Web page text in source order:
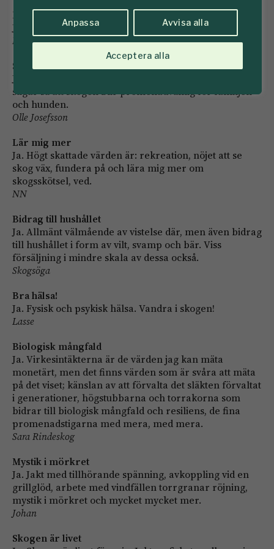
Anpassa Avvisa alla
Acceptera alla
Njutning
Ja. Jakt. Njutning av egen skog.
NN
Skapar stigar
Ja. Min skog ger mig avkoppling och motion. Skapar
stigar så att skogen blir promenadvänlig för familjen
och hunden.
Olle Josefsson
Lär mig mer
Ja. Högt skattade värden är: rekreation, nöjet att se
skog väx, fundera på och lära mig mer om
skogsskötsel, ved.
NN
Bidrag till hushållet
Ja. Allmänt välmående av vistelse där, men även bidrag
till hushållet i form av vilt, svamp och bär. Viss
försäljning i mindre skala av dessa också.
Skogsöga
Bra hälsa!
Ja. Fysisk och psykisk hälsa. Vandra i skogen!
Lasse
Biologisk mångfald
Ja. Virkesintäkterna är de värden jag kan mäta
monetärt, men det finns värden som är svåra att mäta
på det viset; känslan av att förvalta det släkten förvaltat
i generationer, högstubbarna och torrakorna som
bidrar till biologisk mångfald och resiliens, de fina
promenadstigarna med mera, med mera.
Sara Rindeskog
Mystik i mörkret
Ja. Jakt med tillhörande spänning, avkoppling vid en
grillglöd, arbete med vindfällen torrgranar röjning,
mystik i mörkret och mycket mycket mer.
Johan
Skogen är livet